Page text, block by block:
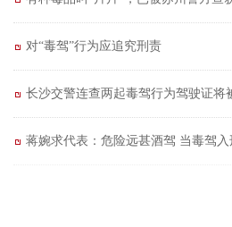
对“毒驾”行为应追究刑责
长沙交警连查两起毒驾行为驾驶证将
蒋婉求代表：危险远甚酒驾 当毒驾入